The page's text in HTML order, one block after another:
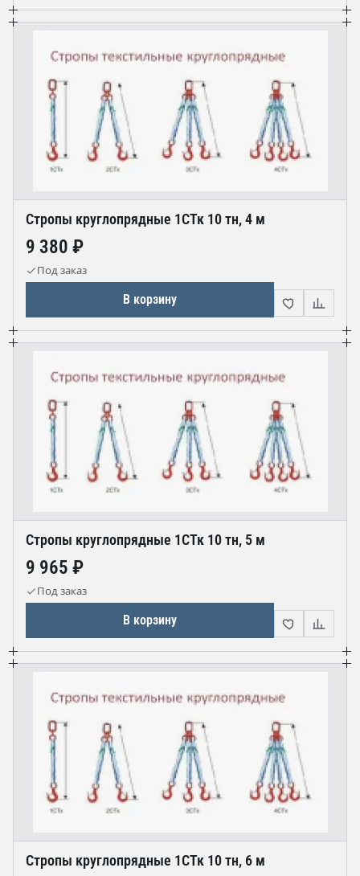
Стропы круглопрядные 1СТк 10 тн, 4 м
9 380 ₽
Под заказ
В корзину
Стропы круглопрядные 1СТк 10 тн, 5 м
9 965 ₽
Под заказ
В корзину
Стропы круглопрядные 1СТк 10 тн, 6 м